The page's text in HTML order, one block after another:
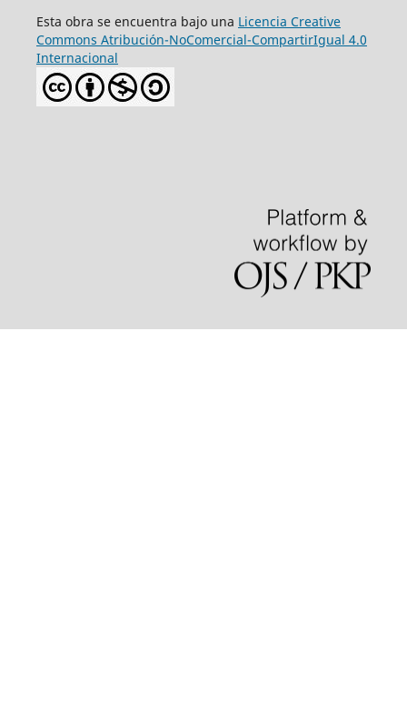
Esta obra se encuentra bajo una Licencia Creative
Commons Atribución-NoComercial-CompartirIgual 4.0
Internacional